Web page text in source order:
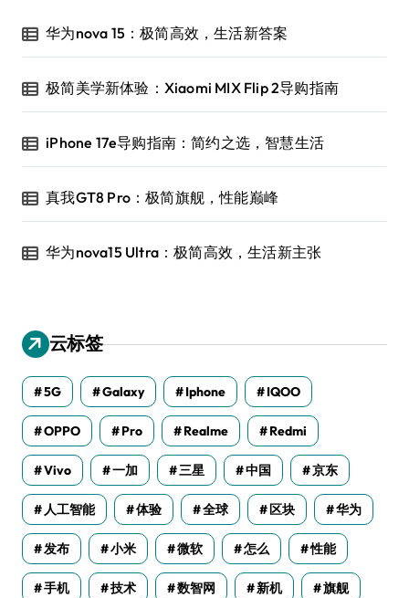
华为nova 15：极简高效，生活新答案
极简美学新体验：Xiaomi MIX Flip 2导购指南
iPhone 17e导购指南：简约之选，智慧生活
真我GT8 Pro：极简旗舰，性能巅峰
华为nova15 Ultra：极简高效，生活新主张
云标签
5G Galaxy Iphone IQOO
OPPO Pro Realme Redmi
Vivo 一加 三星 中国 京东
人工智能 体验 全球 区块 华为
发布 小米 微软 怎么 性能
手机 技术 数智网 新机 旗舰